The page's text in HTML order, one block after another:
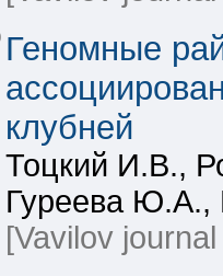
Геномные
клубней
Тоцкий И.В.,
Гуреева Ю.А.,
[Vavilov